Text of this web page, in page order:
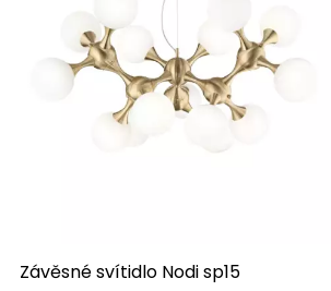
Závěsné svítidlo Nodi sp15